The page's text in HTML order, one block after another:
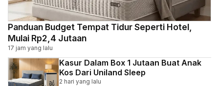
Panduan Budget Tempat Tidur Seperti Hotel,
Mulai Rp2,4 Jutaan
17 jam yang lalu
Kasur Dalam Box 1 Jutaan Buat Anak
Kos Dari Uniland Sleep
2 hari yang lalu